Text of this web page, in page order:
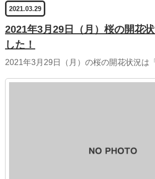
2021.03.29
2021年3月29日（月）桜の開花
した！
2021年3月29日（月）の桜の開花状況は